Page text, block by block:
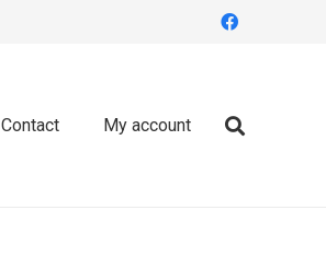
Contact My account